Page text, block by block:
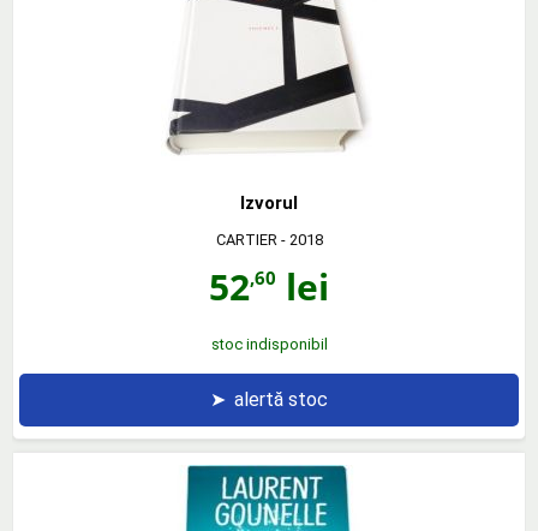
Izvorul
CARTIER - 2018
52,60 lei
stoc indisponibil
➤ alertă stoc